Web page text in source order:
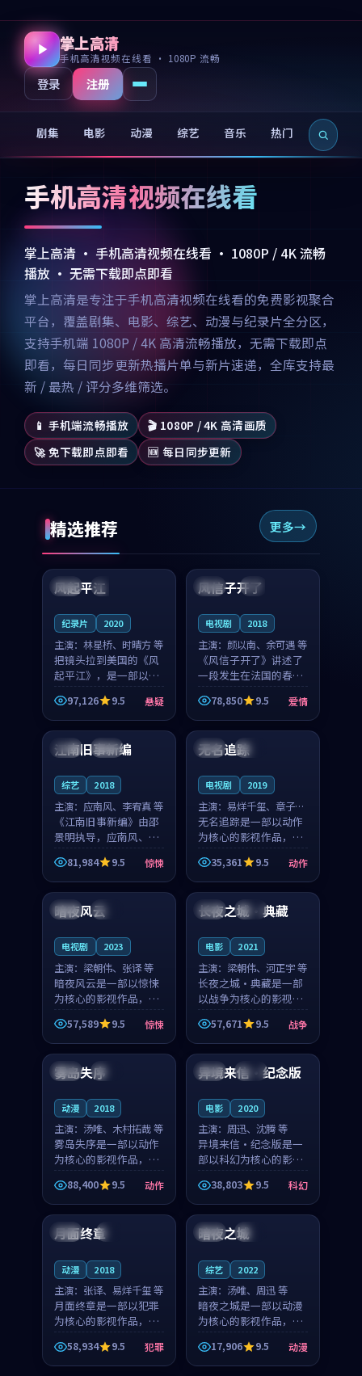
掌上高清
手机高清视频在线看 · 1080P 流畅
登录 注册
剧集 电影 动漫 综艺 音乐 热门 新片
手机高清视频在线看
掌上高清 · 手机高清视频在线看 · 1080P / 4K 流畅
播放 · 无需下载即点即看
掌上高清是专注于手机高清视频在线看的免费影视聚合
平台，覆盖剧集、电影、综艺、动漫与纪录片全分区，
支持手机端 1080P / 4K 高清流畅播放，无需下载即点
即看，每日同步更新热播片单与新片速递，全库支持最
新 / 最热 / 评分多维筛选。
📱 手机端流畅播放
🎬 1080P / 4K 高清画质
🚀 免下载即点即看
🆕 每日同步更新
精选推荐 更多
美国 完结
99:07
风起平江
纪录片 2020
主演： 林星桥、时晴方 等
把镜头拉到美国的《风
起平江》，是一部以时
光记忆为底色的悬疑作
品。林星桥和时晴方贡
献了2020年颇受关注的
合作演出，影片在情感
层次与现实质感之间
97,126 9.5 悬疑
法国 4K
99:21
风信子开了
电视剧 2018
主演： 颜以南、余可遇 等
《风信子开了》讲述了
一段发生在法国的春日
漫步故事。颜以南饰演
的主角与余可遇的角色
因一场意外卷入更深的
纠葛，爱情元素贯穿始
终，节奏稳健而富有张
78,850 9.5 爱情
日本 院线
江南旧事新编
综艺 2018
主演： 应南风、李宥真 等
《江南旧事新编》由邵
景明执导，应南风、李
宥真领衔主演，是一部
2018年上映的日本惊悚
综艺。影片以邻里温情
遇到告别都浸着真实
81,984 9.5 惊悚
韩国 高分
无名追踪
电视剧 2019
主演： 易烊千玺、章子怡
等
无名追踪是一部以动作
为核心的影视作品，围
绕危机、反转与人物成
长展开，整体节奏紧
凑，值得推荐观看。
35,361 9.5 动作
美国 完结
暗夜风云
电视剧 2023
主演： 梁朝伟、张译 等
暗夜风云是一部以惊悚
为核心的影视作品，围
绕危机、反转与人物成
长展开，整体节奏紧
凑，值得推荐观看。
57,589 9.5 惊悚
美国 高分
长夜之城·典藏
电影 2021
主演： 梁朝伟、河正宇 等
长夜之城·典藏是一部
以战争为核心的影视作
品，围绕危机、反转与
人物成长展开，整体节
奏紧凑，值得推荐观
57,671 9.5 战争
美国 独播
雾岛失序
动漫 2018
主演： 汤唯、木村拓哉 等
雾岛失序是一部以动作
为核心的影视作品，围
绕危机、反转与人物成
长展开，整体节奏紧
凑，值得推荐观看。
88,400 9.5 动作
中国 热播
异境来信·纪念版
电影 2020
主演： 周迅、沈腾 等
异境来信·纪念版是一
部以科幻为核心的影视
作品，围绕危机、反转
与人物成长展开，整体
节奏紧凑，值得推荐观
看。
38,803 9.5 科幻
泰国 4K
月面终章
动漫 2018
主演： 张译、易烊千玺 等
月面终章是一部以犯罪
为核心的影视作品，围
绕危机、反转与人物成
长展开，整体节奏紧
凑，值得推荐观看。
58,934 9.5 犯罪
英国 独播
暗夜之城
综艺 2022
主演： 汤唯、周迅 等
暗夜之城是一部以动漫
为核心的影视作品，围
绕危机、反转与人物成
长展开，整体节奏紧
凑，值得推荐观看。
17,906 9.5 动漫